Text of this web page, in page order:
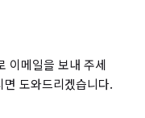
이메일을 보내 주세
도와드리겠습니다.